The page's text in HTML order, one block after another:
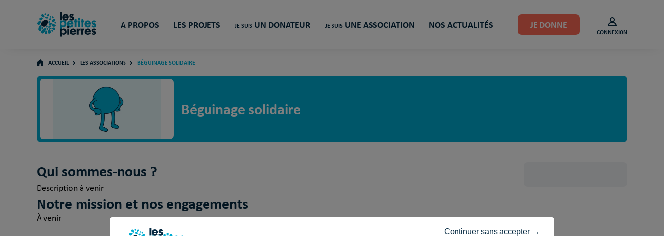
A PROPOS LES PROJETS JE SUIS UN DONATEUR JE SUIS UNE ASSOCIATION NOS ACTUALITÉS JE DONNE
CONNEXION
ACCUEIL LES ASSOCIATIONS BÉGUINAGE SOLIDAIRE
Béguinage solidaire
Qui sommes-nous ?
Description à venir
Notre mission et nos engagements
À venir
Continuer sans accepter →